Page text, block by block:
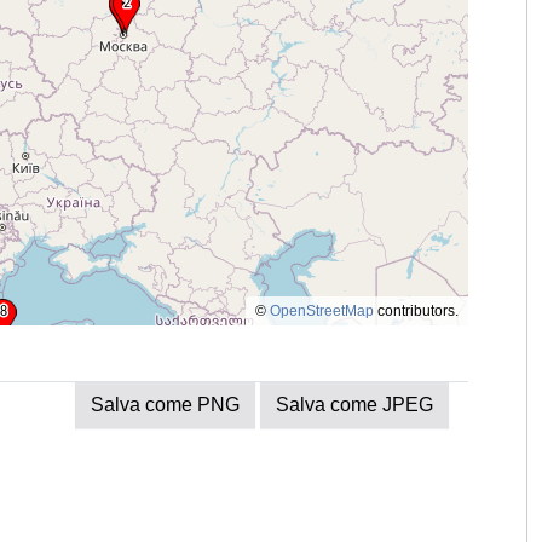
© OpenStreetMap contributors.
Salva come PNG Salva come JPEG